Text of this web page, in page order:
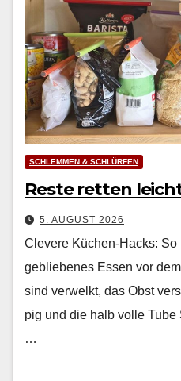
SCHLEMMEN & SCHLÜRFEN
Reste retten
5. AUGUST 2026
Clevere Küchen-Hacks: So
gebliebenes Essen vor
sind ver­welkt, das Obst
pig und die halb volle
…